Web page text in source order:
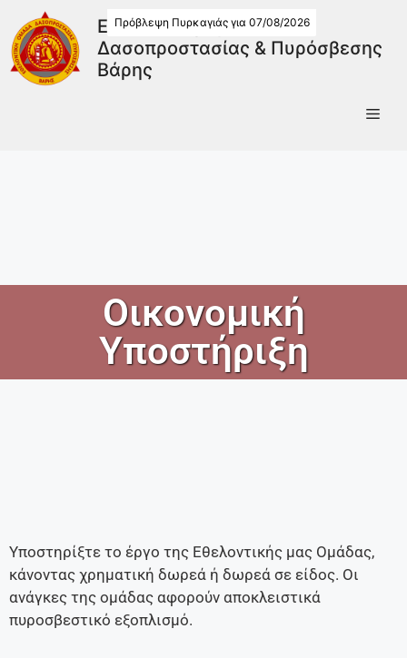
Εθελοντική Ομάδα
Δασοπροστασίας & Πυρόσβεσης
Βάρης
Πρόβλεψη Πυρκαγιάς για 07/08/2026
Οικονομική
Υποστήριξη
Υποστηρίξτε το έργο της Εθελοντικής μας Ομάδας,
κάνοντας χρηματική δωρεά ή δωρεά σε είδος. Οι
ανάγκες της ομάδας αφορούν αποκλειστικά
πυροσβεστικό εξοπλισμό.